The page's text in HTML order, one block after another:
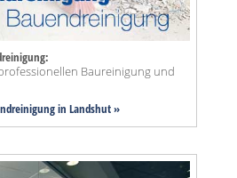
Baureinigung und
in Landshut »